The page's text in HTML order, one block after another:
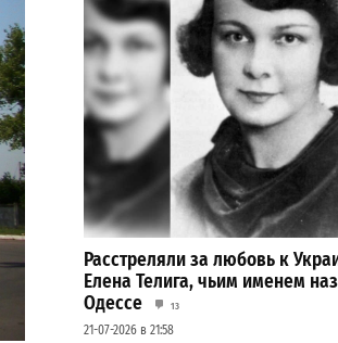
Расстреляли за любовь к
Елена Телига, чьим именем
Одессе
13
21-07-2026 в 21:58